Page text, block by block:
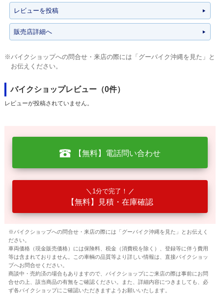
レビューを投稿
販売店詳細へ
※バイクショップへの問合せ・来店の際には「グーバイク沖縄を見た」と
お伝えください。
バイクショップレビュー（0件）
レビューが投稿されていません。
【無料】電話問い合わせ
1分で完了！
【無料】見積・在庫確認
※バイクショップへの問合せ・来店の際には「グーバイク沖縄を見た」とお伝えく
ださい。
車両価格（現金販売価格）には保険料、税金（消費税を除く）、登録等に伴う費用
等は含まれておりません。この車輌の品質等より詳しい情報は、直接バイクショッ
プへお問合せください。
商談中・売約済の場合もありますので、バイクショップにご来店の際は事前にお問
合せの上、該当商品の有無をご確認ください。また、詳細内容につきましても、必
ず各バイクショップにご確認いただきますようお願いいたします。